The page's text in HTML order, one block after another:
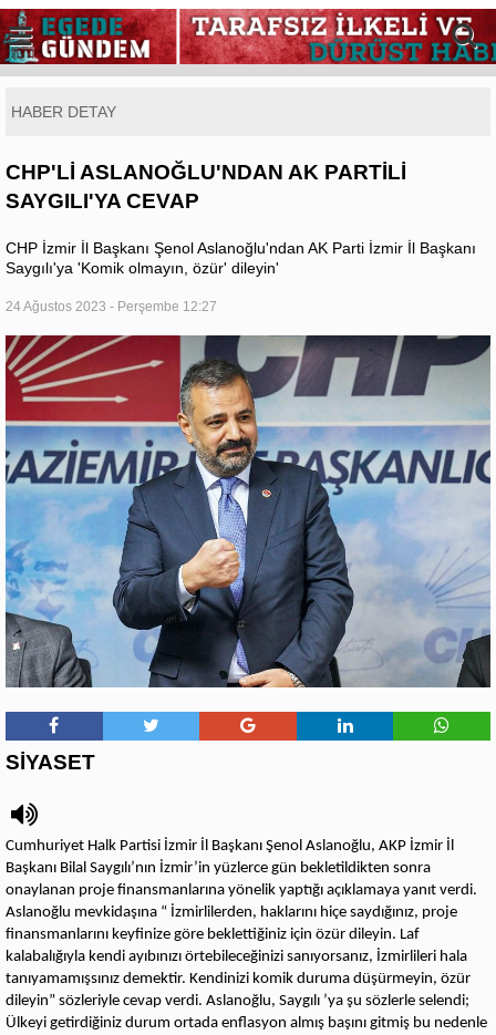
HABER DETAY
CHP'Lİ ASLANOĞLU'NDAN AK PARTİLİ
SAYGILI'YA CEVAP
CHP İzmir İl Başkanı Şenol Aslanoğlu'ndan AK Parti İzmir İl Başkanı
Saygılı'ya 'Komik olmayın, özür' dileyin'
24 Ağustos 2023 - Perşembe 12:27
SİYASET
Cumhuriyet Halk Partisi İzmir İl Başkanı Şenol Aslanoğlu, AKP İzmir İl
Başkanı Bilal Saygılı’nın İzmir’in yüzlerce gün bekletildikten sonra
onaylanan proje finansmanlarına yönelik yaptığı açıklamaya yanıt verdi.
Aslanoğlu mevkidaşına “ İzmirlilerden, haklarını hiçe saydığınız, proje
finansmanlarını keyfinize göre beklettiğiniz için özür dileyin. Laf
kalabalığıyla kendi ayıbınızı örtebileceğinizi sanıyorsanız, İzmirlileri hala
tanıyamamışsınız demektir. Kendinizi komik duruma düşürmeyin, özür
dileyin” sözleriyle cevap verdi. Aslanoğlu, Saygılı ’ya şu sözlerle selendi;
Ülkeyi getirdiğiniz durum ortada enflasyon almış başını gitmiş bu nedenle